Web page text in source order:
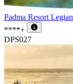
Padma Resort Legian
****+
DPS027